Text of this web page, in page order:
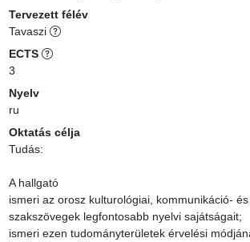
Tervezett félév
Tavaszi
ECTS
3
Nyelv
ru
Oktatás célja
Tudás:
A hallgató
ismeri az orosz kulturológiai, kommunikáció-
szakszövegek legfontosabb nyelvi sajátságait;
ismeri ezen tudományterületek érvelési